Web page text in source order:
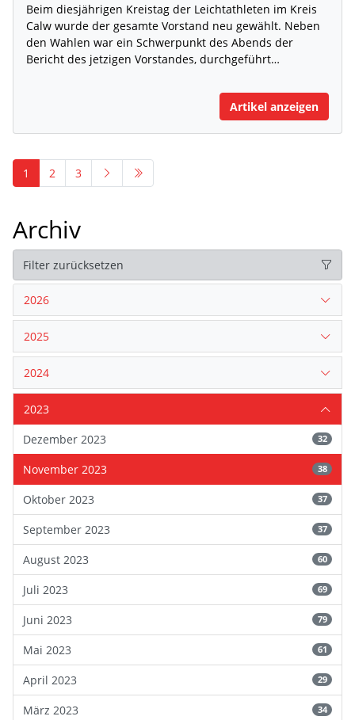
Beim diesjährigen Kreistag der Leichtathleten im Kreis
Calw wurde der gesamte Vorstand neu gewählt. Neben
den Wahlen war ein Schwerpunkt des Abends der
Bericht des jetzigen Vorstandes, durchgeführt…
Artikel anzeigen
1 2 3
Archiv
Filter zurücksetzen
2026
2025
2024
2023
Dezember 2023
32
November 2023 38
Oktober 2023 37
September 2023 37
August 2023 60
Juli 2023 69
Juni 2023 79
Mai 2023 61
April 2023 29
März 2023 34